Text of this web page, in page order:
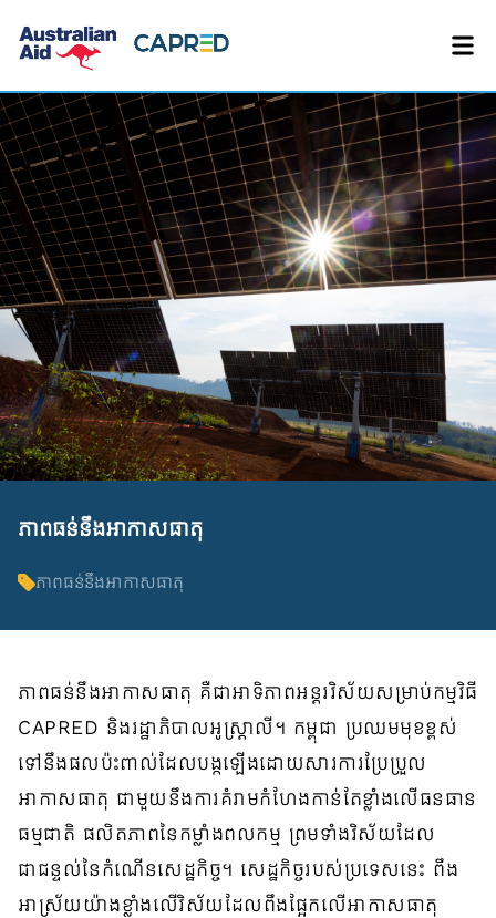
ភាពធន់នឹងអាកាសធាតុ
ភាពធន់នឹងអាកាសធាតុ
ភាពធន់នឹងអាកាសធាតុ គឺជាអាទិភាពអន្តរវិស័យសម្រាប់កម្មវិធី
CAPRED និងរដ្ឋាភិបាលអូស្ត្រាលី។ កម្ពុជា ប្រឈមមុខខ្ពស់
ទៅនឹងផលប៉ះពាល់ដែលបង្កឡើងដោយសារការប្រែប្រួល
អាកាសធាតុ ជាមួយនឹងការគំរាមកំហែងកាន់តែខ្លាំងលើធនធាន
ធម្មជាតិ ផលិតភាពនៃកម្លាំងពលកម្ម ព្រមទាំងវិស័យដែល
ជាជន្ទល់នៃកំណើនសេដ្ឋកិច្ច។ សេដ្ឋកិច្ចរបស់ប្រទេសនេះ ពឹង
អាស្រ័យយ៉ាងខ្លាំងលើវិស័យដែលពឹងផ្អែកលើអាកាសធាតុ